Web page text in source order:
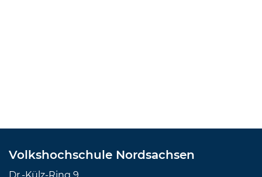
Volkshochschule Nordsachsen